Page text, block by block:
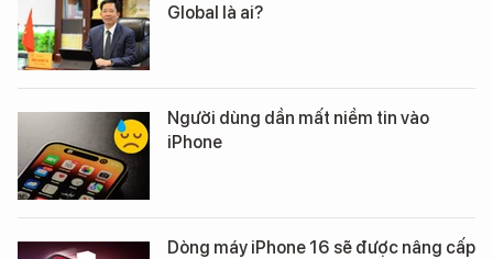
Global là ai?
Người dùng dần mất niềm tin vào
iPhone
Dòng máy iPhone 16 sẽ được nâng cấp